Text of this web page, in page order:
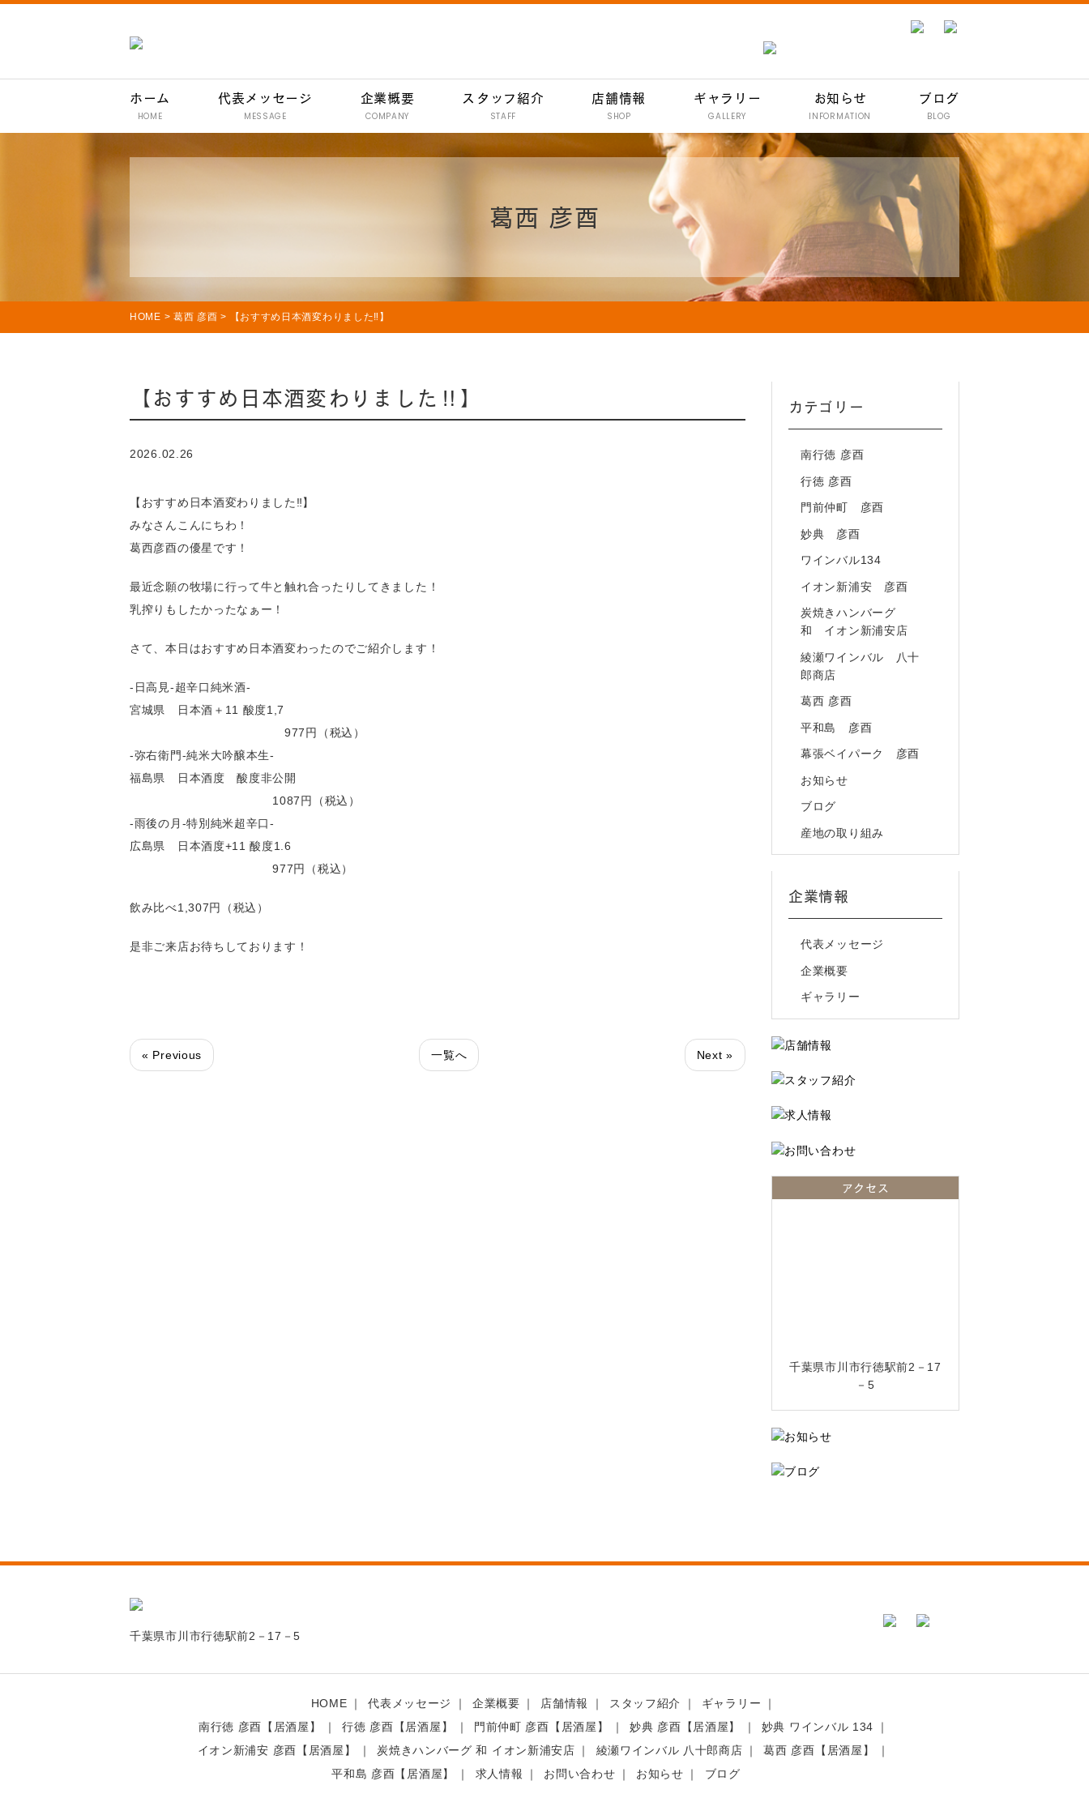
ホーム
HOME
代表メッセージ
MESSAGE
企業概要
COMPANY
スタッフ紹介
STAFF
店舗情報
SHOP
南行徳 彦酉【居酒屋】
行徳 彦酉【居酒屋】
門前仲町 彦酉【居酒屋】
妙典 ワインバル 134
炭焼きハンバーグ 和
ギャラリー
GALLERY
お知らせ
INFORMATION
ブログ
BLOG
葛西 彦酉
HOME > 葛西 彦酉 > 【おすすめ日本酒変わりました‼️】
【おすすめ日本酒変わりました‼️】
2026.02.26
【おすすめ日本酒変わりました‼️】
みなさんこんにちわ！
葛西彦酉の優星です！
最近念願の牧場に行って牛と触れ合ったりしてきました！
乳搾りもしたかったなぁー！
さて、本日はおすすめ日本酒変わったのでご紹介します！
-日高見-超辛口純米酒-
宮城県 日本酒＋11 酸度1,7
977円（税込）
-弥右衛門-純米大吟醸本生-
福島県 日本酒度 酸度非公開
1087円（税込）
-雨後の月-特別純米超辛口-
広島県 日本酒度+11 酸度1.6
977円（税込）
飲み比べ1,307円（税込）
是非ご来店お待ちしております！
« Previous 一覧へ Next »
カテゴリー
南行徳 彦酉
行徳 彦酉
門前仲町 彦酉
妙典 彦酉
ワインバル134
イオン新浦安 彦酉
炭焼きハンバーグ
和 イオン新浦安店
綾瀬ワインバル 八十
郎商店
葛西 彦酉
平和島 彦酉
幕張ベイパーク 彦酉
お知らせ
ブログ
産地の取り組み
企業情報
代表メッセージ
企業概要
ギャラリー
アクセス
千葉県市川市行徳駅前2－17
－5
千葉県市川市行徳駅前2－17－5
HOME 代表メッセージ 企業概要 店舗情報 スタッフ紹介
ギャラリー
南行徳 彦酉【居酒屋】
行徳 彦酉【居酒屋】 門前仲町 彦酉【居酒屋】 妙典 彦酉【居酒屋】
妙典 ワインバル 134
イオン新浦安 彦酉【居酒屋】
炭焼きハンバーグ 和 イオン新浦安店 綾瀬ワインバル 八十郎商店
葛西 彦酉【居酒屋】
平和島 彦酉【居酒屋】
求人情報 お問い合わせ お知らせ ブログ